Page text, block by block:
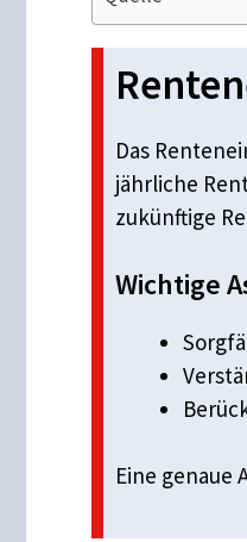
Das
jährliche
zukünftige
Wichtige
Eine